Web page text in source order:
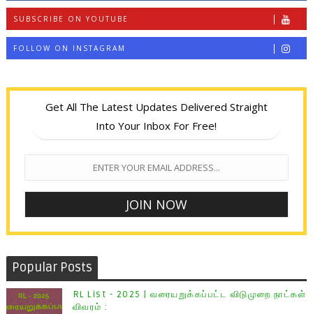
SUBSCRIBE ON YOUTUBE
FOLLOW ON INSTAGRAM
Get All The Latest Updates Delivered Straight
Into Your Inbox For Free!
Popular Posts
RL List - 2025 | வரையறுக்கப்பட்ட விடுமுறை நாட்கள்
விவரம் :